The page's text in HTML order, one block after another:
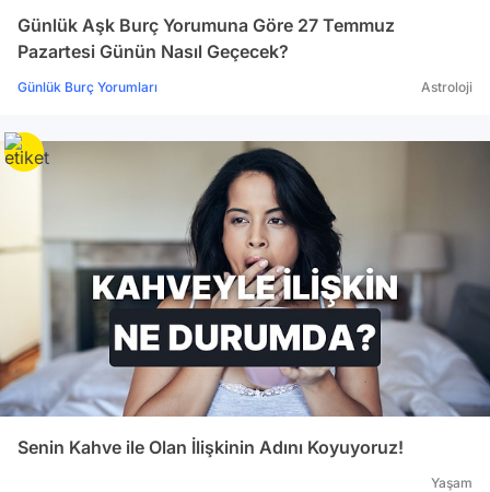
Günlük Aşk Burç Yorumuna Göre 27 Temmuz
Pazartesi Günün Nasıl Geçecek?
Günlük Burç Yorumları Astroloji
Senin Kahve ile Olan İlişkinin Adını Koyuyoruz!
Yaşam